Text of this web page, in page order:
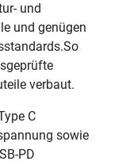
und
und genügen
verbaut.
C
sowie
PD